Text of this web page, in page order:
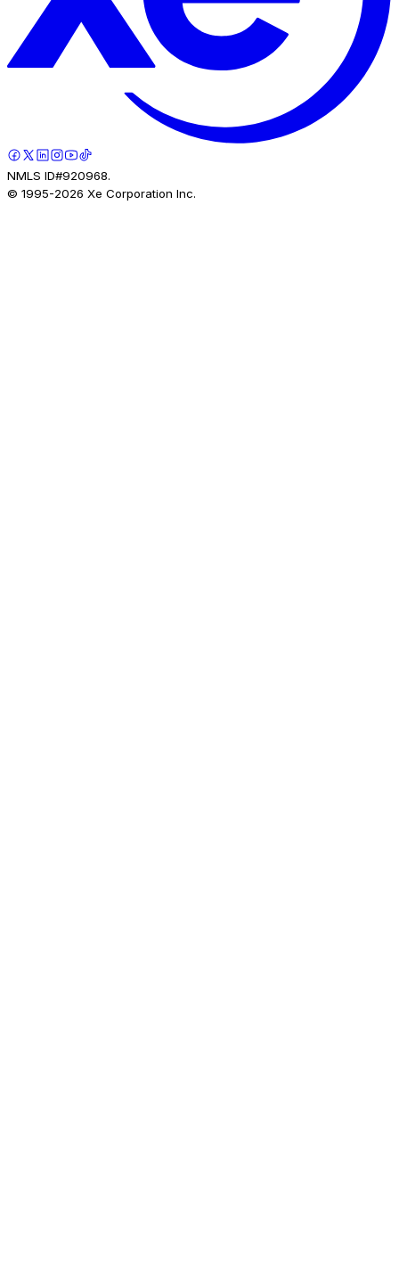
NMLS ID#920968.
© 1995-2026 Xe Corporation Inc.